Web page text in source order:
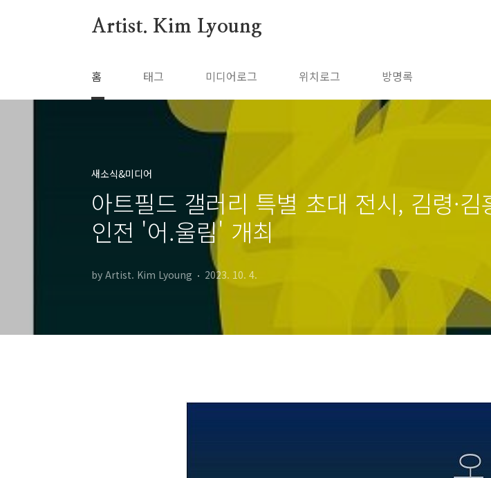
Artist. Kim Lyoung
홈 태그 미디어로그 위치로그 방명록
새소식&미디어
아트필드 갤러리 특별 초대 전시, 김령·김
인전 '어.울림' 개최
by Artist. Kim Lyoung 2023. 10. 4.